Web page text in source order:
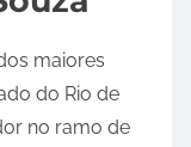
maiores
do Rio de
no ramo de